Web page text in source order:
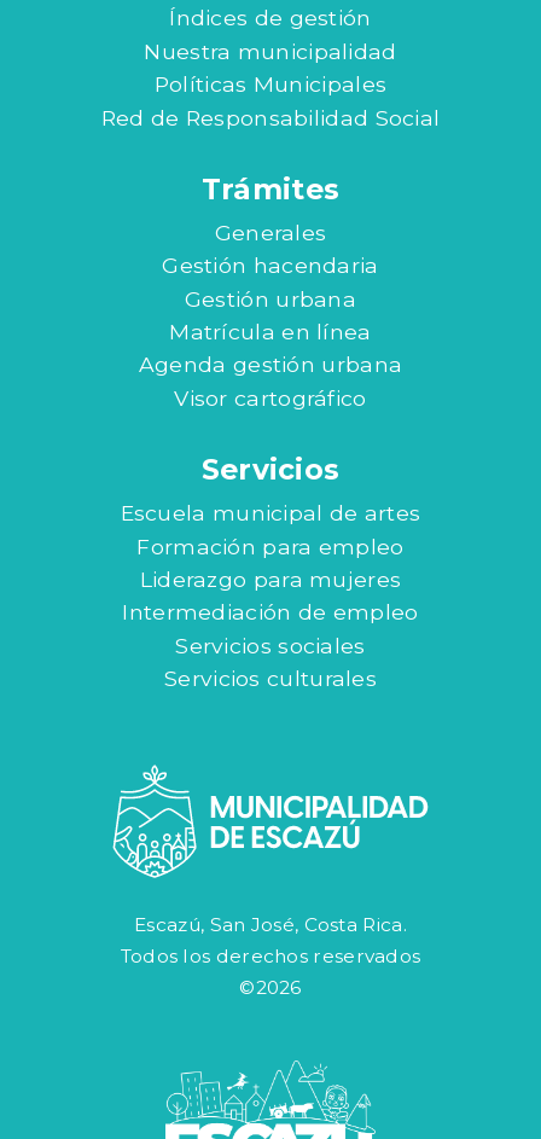
Índices de gestión
Nuestra municipalidad
Políticas Municipales
Red de Responsabilidad Social
Trámites
Generales
Gestión hacendaria
Gestión urbana
Matrícula en línea
Agenda gestión urbana
Visor cartográfico
Servicios
Escuela municipal de artes
Formación para empleo
Liderazgo para mujeres
Intermediación de empleo
Servicios sociales
Servicios culturales
Escazú, San José, Costa Rica.
Todos los derechos reservados
©2026